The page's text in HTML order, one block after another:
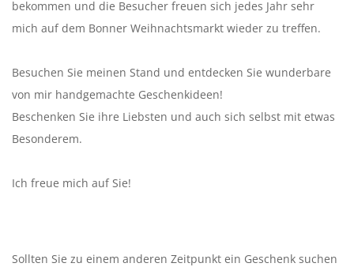
bekommen und die Besucher freuen sich jedes Jahr sehr
mich auf dem Bonner Weihnachtsmarkt wieder zu treffen.
Besuchen Sie meinen Stand und entdecken Sie wunderbare
von mir handgemachte Geschenkideen!
Beschenken Sie ihre Liebsten und auch sich selbst mit etwas
Besonderem.
Ich freue mich auf Sie!
Sollten Sie zu einem anderen Zeitpunkt ein Geschenk suchen